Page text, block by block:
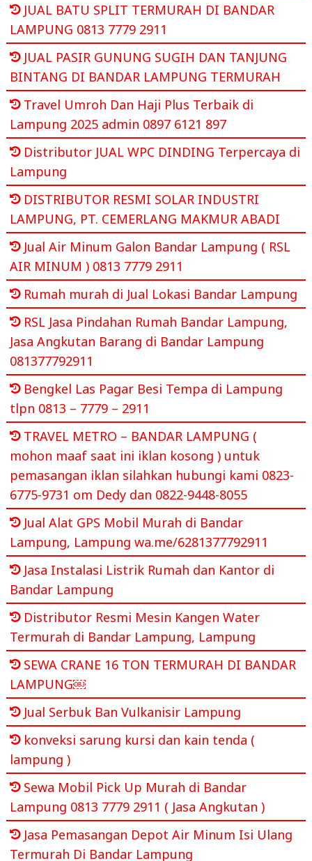
JUAL BATU SPLIT TERMURAH DI BANDAR
LAMPUNG 0813 7779 2911
JUAL PASIR GUNUNG SUGIH DAN TANJUNG
BINTANG DI BANDAR LAMPUNG TERMURAH
Travel Umroh Dan Haji Plus Terbaik di
Lampung 2025 admin 0897 6121 897
Distributor JUAL WPC DINDING Terpercaya di
Lampung
DISTRIBUTOR RESMI SOLAR INDUSTRI
LAMPUNG, PT. CEMERLANG MAKMUR ABADI
Jual Air Minum Galon Bandar Lampung ( RSL
AIR MINUM ) 0813 7779 2911
Rumah murah di Jual Lokasi Bandar Lampung
RSL Jasa Pindahan Rumah Bandar Lampung,
Jasa Angkutan Barang di Bandar Lampung
081377792911
Bengkel Las Pagar Besi Tempa di Lampung
tlpn 0813 – 7779 – 2911
TRAVEL METRO – BANDAR LAMPUNG (
mohon maaf saat ini iklan kosong ) untuk
pemasangan iklan silahkan hubungi kami 0823-
6775-9731 om Dedy dan 0822-9448-8055
Jual Alat GPS Mobil Murah di Bandar
Lampung, Lampung wa.me/6281377792911
Jasa Instalasi Listrik Rumah dan Kantor di
Bandar Lampung
Distributor Resmi Mesin Kangen Water
Termurah di Bandar Lampung, Lampung
SEWA CRANE 16 TON TERMURAH DI BANDAR
LAMPUNG￼
Jual Serbuk Ban Vulkanisir Lampung
konveksi sarung kursi dan kain tenda (
lampung )
Sewa Mobil Pick Up Murah di Bandar
Lampung 0813 7779 2911 ( Jasa Angkutan )
Jasa Pemasangan Depot Air Minum Isi Ulang
Termurah Di Bandar Lampung